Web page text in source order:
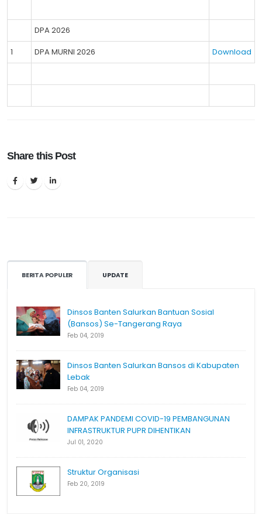
DPA 2026
1
DPA MURNI 2026 Download
Share this Post
BERITA POPULER UPDATE
Dinsos Banten Salurkan Bantuan Sosial
(Bansos) Se-Tangerang Raya
Feb 04, 2019
Dinsos Banten Salurkan Bansos di Kabupaten
Lebak
Feb 04, 2019
DAMPAK PANDEMI COVID-19 PEMBANGUNAN
INFRASTRUKTUR PUPR DIHENTIKAN
Jul 01, 2020
Struktur Organisasi
Feb 20, 2019